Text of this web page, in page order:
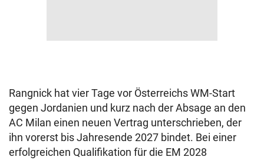
Rangnick hat vier Tage vor Österreichs WM-Start
gegen Jordanien und kurz nach der Absage an den
AC Milan einen neuen Vertrag unterschrieben, der
ihn vorerst bis Jahresende 2027 bindet. Bei einer
erfolgreichen Qualifikation für die EM 2028